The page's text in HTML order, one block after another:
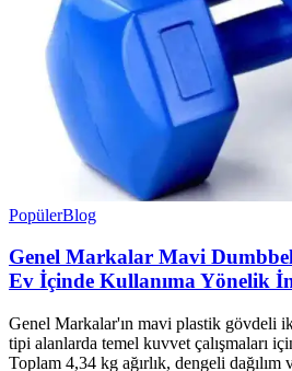
PopülerBlog
Genel Markalar Mavi
Ev İçinde Kullanıma Yönelik
Genel Markalar'ın mavi plastik gövdeli
tipi alanlarda temel kuvvet çalışmaları
Toplam 4,34 kg ağırlık, dengeli dağılım